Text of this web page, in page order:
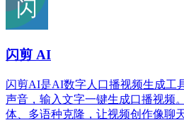
闪剪 AI
闪剪AI是AI数字人口播视频生成工
声音，输入文字一键生成口播视频
体、多语种克隆，让视频创作像聊